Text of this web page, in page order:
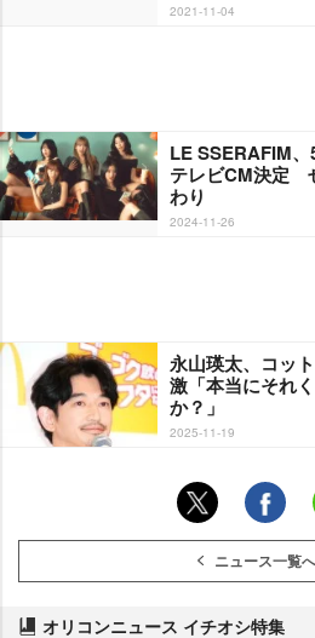
2021-11-04
LE SSERAFIM
テレビCM決定
わり
2024-11-26
永山瑛太、コッ
激「本当にそれ
か？」
2025-11-19
ニュース一覧
オリコンニュース イチオシ特集